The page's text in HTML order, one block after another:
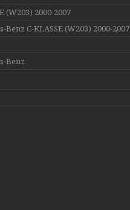
(W203) 2000-2007
Benz C-KLASSE (W203) 2000-2007
Benz